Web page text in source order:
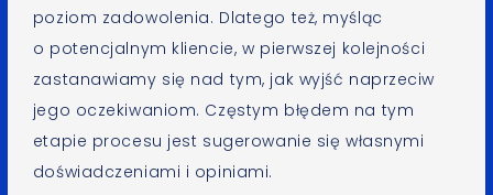
poziom zadowolenia. Dlatego też, myśląc
o potencjalnym kliencie, w pierwszej kolejności
zastanawiamy się nad tym, jak wyjść naprzeciw
jego oczekiwaniom. Częstym błędem na tym
etapie procesu jest sugerowanie się własnymi
doświadczeniami i opiniami.